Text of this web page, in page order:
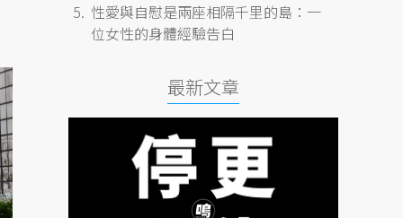
性愛與自慰是兩座相隔千里的島：一
位女性的身體經驗告白
最新文章